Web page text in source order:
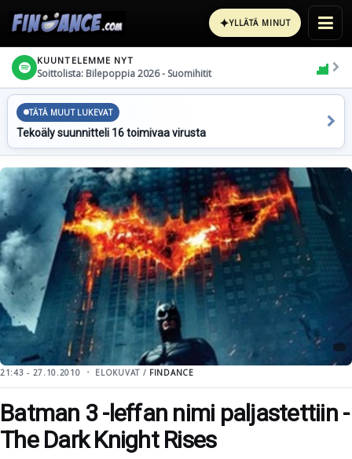
✦YLLÄTÄ MINUT
KUUNTELEMME NYT
Soittolista: Bilepoppia 2026 - Suomihitit
TÄTÄ MUUT LUKEVAT
Tekoäly suunnitteli 16 toimivaa virusta
21:43 - 27.10.2010 ELOKUVAT / FINDANCE
Batman 3 -leffan nimi paljastettiin -
The Dark Knight Rises